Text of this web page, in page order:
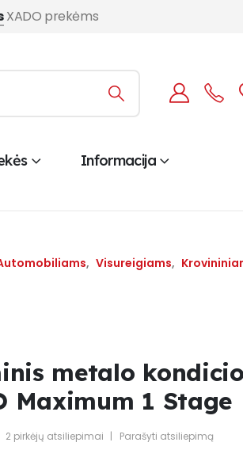
XADO prekėms
Informacija
, Visureigiams,
metalo
Maximum 1 Stage
2 pirkėjų atsiliepimai | Parašyti atsiliepimą